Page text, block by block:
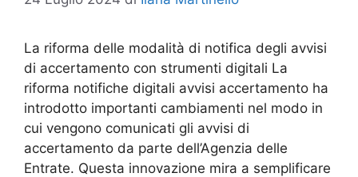
La riforma delle modalità di notifica degli avvisi
di accertamento con strumenti digitali La
riforma notifiche digitali avvisi accertamento ha
introdotto importanti cambiamenti nel modo in
cui vengono comunicati gli avvisi di
accertamento da parte dell’Agenzia delle
Entrate. Questa innovazione mira a semplificare